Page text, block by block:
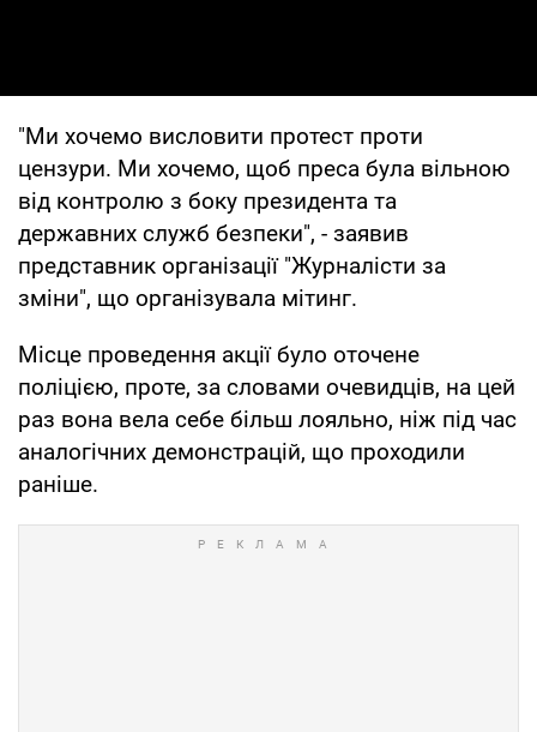
"Ми хочемо висловити протест проти
цензури. Ми хочемо, щоб преса була вільною
від контролю з боку президента та
державних служб безпеки", - заявив
представник організації "Журналісти за
зміни", що організувала мітинг.
Місце проведення акції було оточене
поліцією, проте, за словами очевидців, на цей
раз вона вела себе більш лояльно, ніж під час
аналогічних демонстрацій, що проходили
раніше.